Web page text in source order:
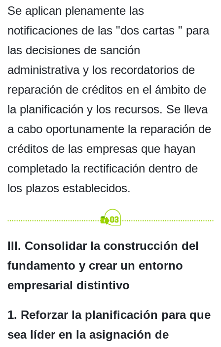
Se aplican plenamente las
notificaciones de las "dos cartas " para
las decisiones de sanción
administrativa y los recordatorios de
reparación de créditos en el ámbito de
la planificación y los recursos. Se lleva
a cabo oportunamente la reparación de
créditos de las empresas que hayan
completado la rectificación dentro de
los plazos establecidos.
III. Consolidar la construcción del
fundamento y crear un entorno
empresarial distintivo
1. Reforzar la planificación para que
sea líder en la asignación de